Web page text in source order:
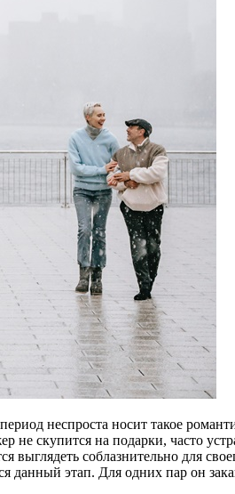
неспроста носит такое
не скупится на подарки, часто
выглядеть соблазнительно для
данный этап. Для одних пар он